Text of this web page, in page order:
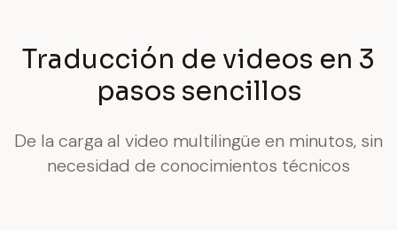
Traducción de videos en 3
pasos sencillos
De la carga al video multilingüe en minutos, sin
necesidad de conocimientos técnicos